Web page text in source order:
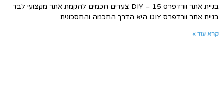
בניית אתר וורדפרס DIY – 15 צעדים חכמים להקמת אתר מקצועי לבד
בניית אתר וורדפרס DIY היא הדרך החכמה והחסכונית
קרא עוד »